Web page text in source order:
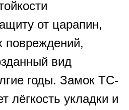
от царапин,
повреждений,
вид
годы. Замок TC-
лёгкость укладки и